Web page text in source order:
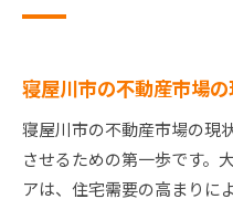
ターゲット層に
地域特性を活か
地域コミュニテ
寝屋川市の不動産市場
寝屋川市の不動産市場の現
させるための第一歩です。
アは、住宅需要の高まりに